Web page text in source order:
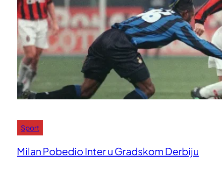
Sport
Milan Pobedio Inter u Gradskom Derbiju